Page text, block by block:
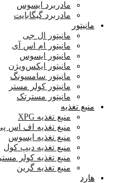
مادربرد ایسوس
مادربرد گیگابایت
مانیتور
مانیتور ال جی
مانیتور ام اس آی
مانیتور ایسوس
مانیتور ایکس‌ویژن
مانیتور سامسونگ
مانیتور کولر مستر
مانیتور مسترتک
منبع تغذیه
منبع تغذیه XPG
منبع تغذیه اف اس پی
منبع تغذیه ایسوس
منبع تغذیه دیپ کول
منبع تغذیه کولر مستر
منبع تغذیه گرین
هارد